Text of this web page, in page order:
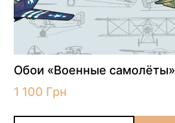
Обои «Военные самолёты»
1 100 Грн